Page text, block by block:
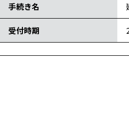
手続き名
受付時期